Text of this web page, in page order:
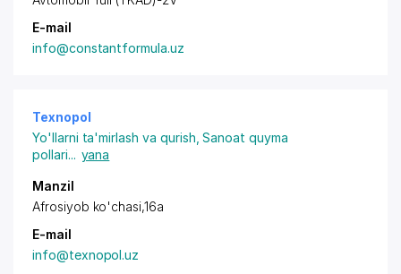
E-mail
info@constantformula.uz
Texnopol
Yo'llarni ta'mirlash va qurish ,Sanoat quyma
pollari... yana
Manzil
Afrosiyob ko'chasi,16a
E-mail
info@texnopol.uz